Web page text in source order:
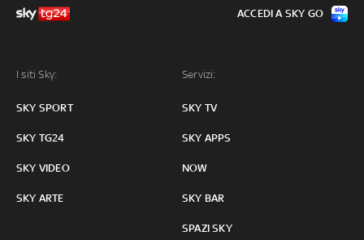
I siti Sky:
SKY SPORT
SKY TG24
SKY VIDEO
SKY ARTE
Servizi:
SKY TV
SKY APPS
NOW
SKY BAR
SPAZI SKY
ACCEDI A SKY GO